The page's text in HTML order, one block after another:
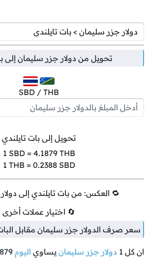
تحويل من دولار جزر سليمان إلى
SBD / THB
تحويل إلى بات تايلندي
1 SBD = 4.1879THB
1 THB = 0.2388SBD
🔁 العكس: من بات تايلندي إلى
🔄 اختيار عملات أخرى
سعر صرف الدولار جزر سليمان مقابل
ان كل 1 دولار جزر سليمان يساوي اليوم